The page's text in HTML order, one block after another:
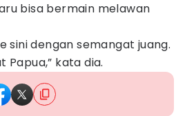
bisa bermain melawan
sini dengan semangat juang.
Papua,” kata dia.